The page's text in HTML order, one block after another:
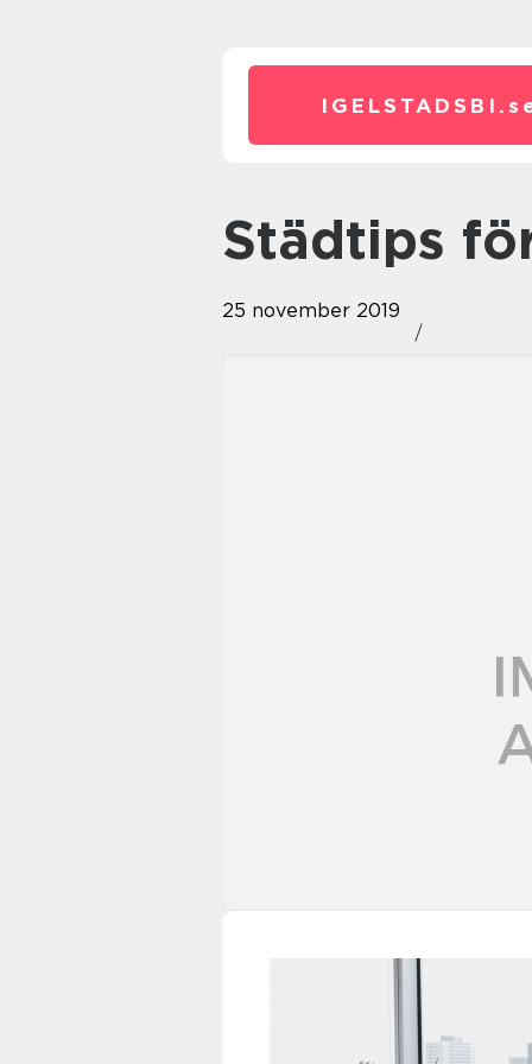
IGELSTADSBI.
Städtips
25 november 2019